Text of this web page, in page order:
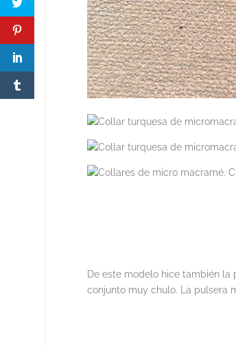
De este modelo hice también
conjunto muy chulo. La pulsera